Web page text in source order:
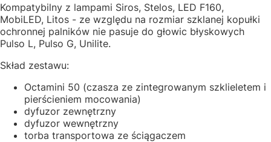
Kompatybilny z lampami Siros, Stelos, LED F160,
MobiLED, Litos - ze względu na rozmiar szklanej kopułki
ochronnej palników nie pasuje do głowic błyskowych
Pulso L, Pulso G, Unilite.
Skład zestawu:
Octamini 50 (czasza ze zintegrowanym szklieletem i
pierścieniem mocowania)
dyfuzor zewnętrzny
dyfuzor wewnętrzny
torba transportowa ze ściągaczem